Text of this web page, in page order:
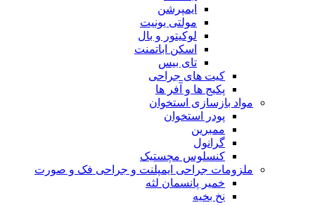
ایمپرشن
مولتی یونیت
لوکیتور و بال
اسکن اباتمنت
تای بیس
کیت های جراحی
پکیج ها و آفر ها
مواد بازسازی استخوان
پودر استخوان
ممبرین
گرانول
کنسلوس مچستیک
ملزومات جراحی ایمپلنت و جراحی فک و صورت
خمیر پانسمان لثه
نخ بخیه